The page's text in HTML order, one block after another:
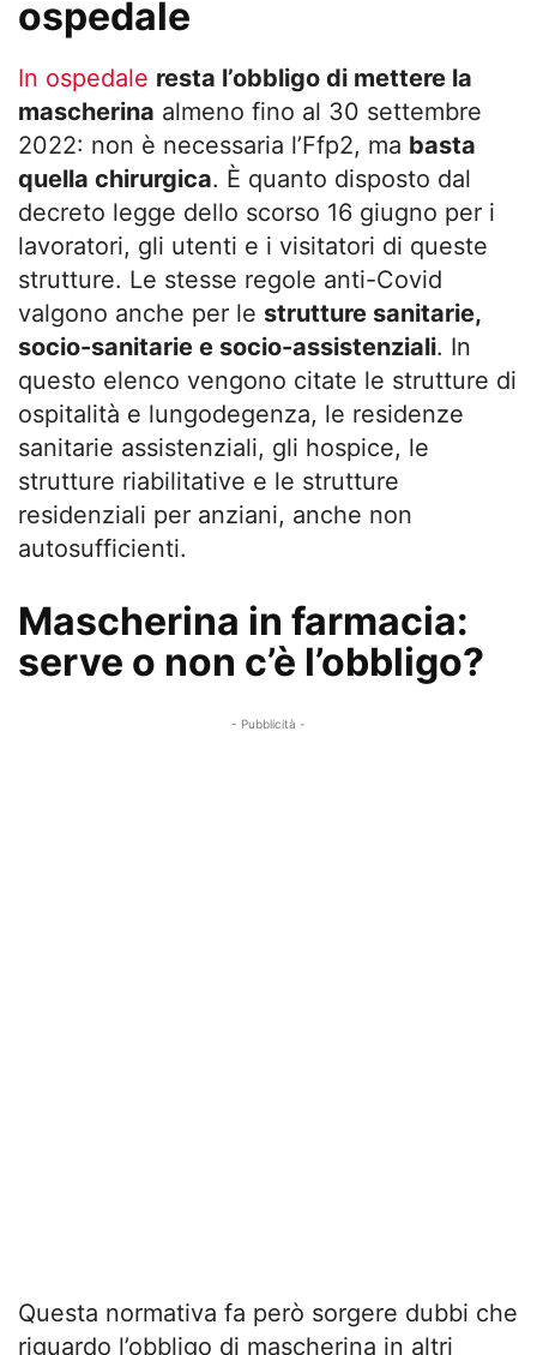
ospedale
In ospedale resta l’obbligo di mettere la
mascherina almeno fino al 30 settembre
2022: non è necessaria l’Ffp2, ma basta
quella chirurgica. È quanto disposto dal
decreto legge dello scorso 16 giugno per i
lavoratori, gli utenti e i visitatori di queste
strutture. Le stesse regole anti-Covid
valgono anche per le strutture sanitarie,
socio-sanitarie e socio-assistenziali. In
questo elenco vengono citate le strutture di
ospitalità e lungodegenza, le residenze
sanitarie assistenziali, gli hospice, le
strutture riabilitative e le strutture
residenziali per anziani, anche non
autosufficienti.
Mascherina in farmacia:
serve o non c’è l’obbligo?
- Pubblicità -
Questa normativa fa però sorgere dubbi che
riguardo l’obbligo di mascherina in altri